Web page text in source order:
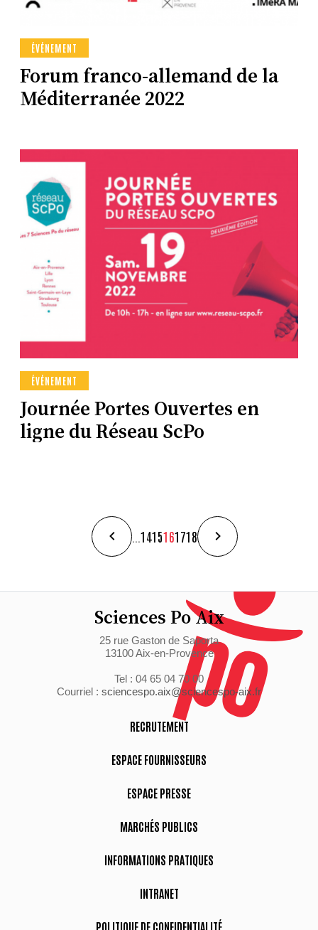
ÉVÉNEMENT
Forum franco-allemand de la
Méditerranée 2022
ÉVÉNEMENT
Journée Portes Ouvertes en
ligne du Réseau ScPo
1415161718
Sciences Po Aix
25 rue Gaston de Saporta
13100 Aix-en-Provence
Tel : 04 65 04 70 00
Courriel : sciencespo.aix@sciencespo-aix.fr
RECRUTEMENT
ESPACE FOURNISSEURS
ESPACE PRESSE
MARCHÉS PUBLICS
INFORMATIONS PRATIQUES
INTRANET
POLITIQUE DE CONFIDENTIALITÉ